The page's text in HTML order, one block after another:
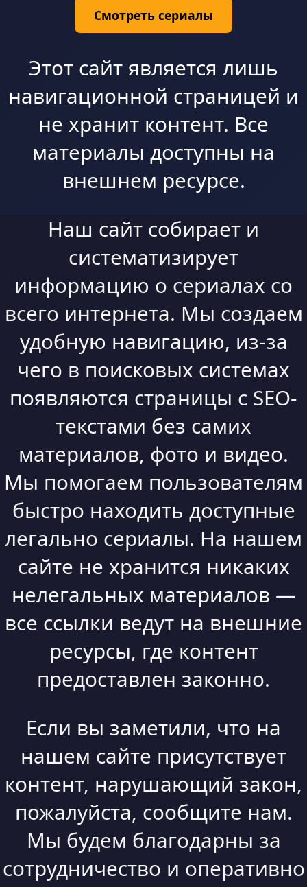
Смотреть сериалы
Этот сайт является лишь
навигационной страницей и
не хранит контент. Все
материалы доступны на
внешнем ресурсе.
Наш сайт собирает и
систематизирует
информацию о сериалах со
всего интернета. Мы создаем
удобную навигацию, из-за
чего в поисковых системах
появляются страницы с SEO-
текстами без самих
материалов, фото и видео.
Мы помогаем пользователям
быстро находить доступные
легально сериалы. На нашем
сайте не хранится никаких
нелегальных материалов —
все ссылки ведут на внешние
ресурсы, где контент
предоставлен законно.
Если вы заметили, что на
нашем сайте присутствует
контент, нарушающий закон,
пожалуйста, сообщите нам.
Мы будем благодарны за
сотрудничество и оперативно